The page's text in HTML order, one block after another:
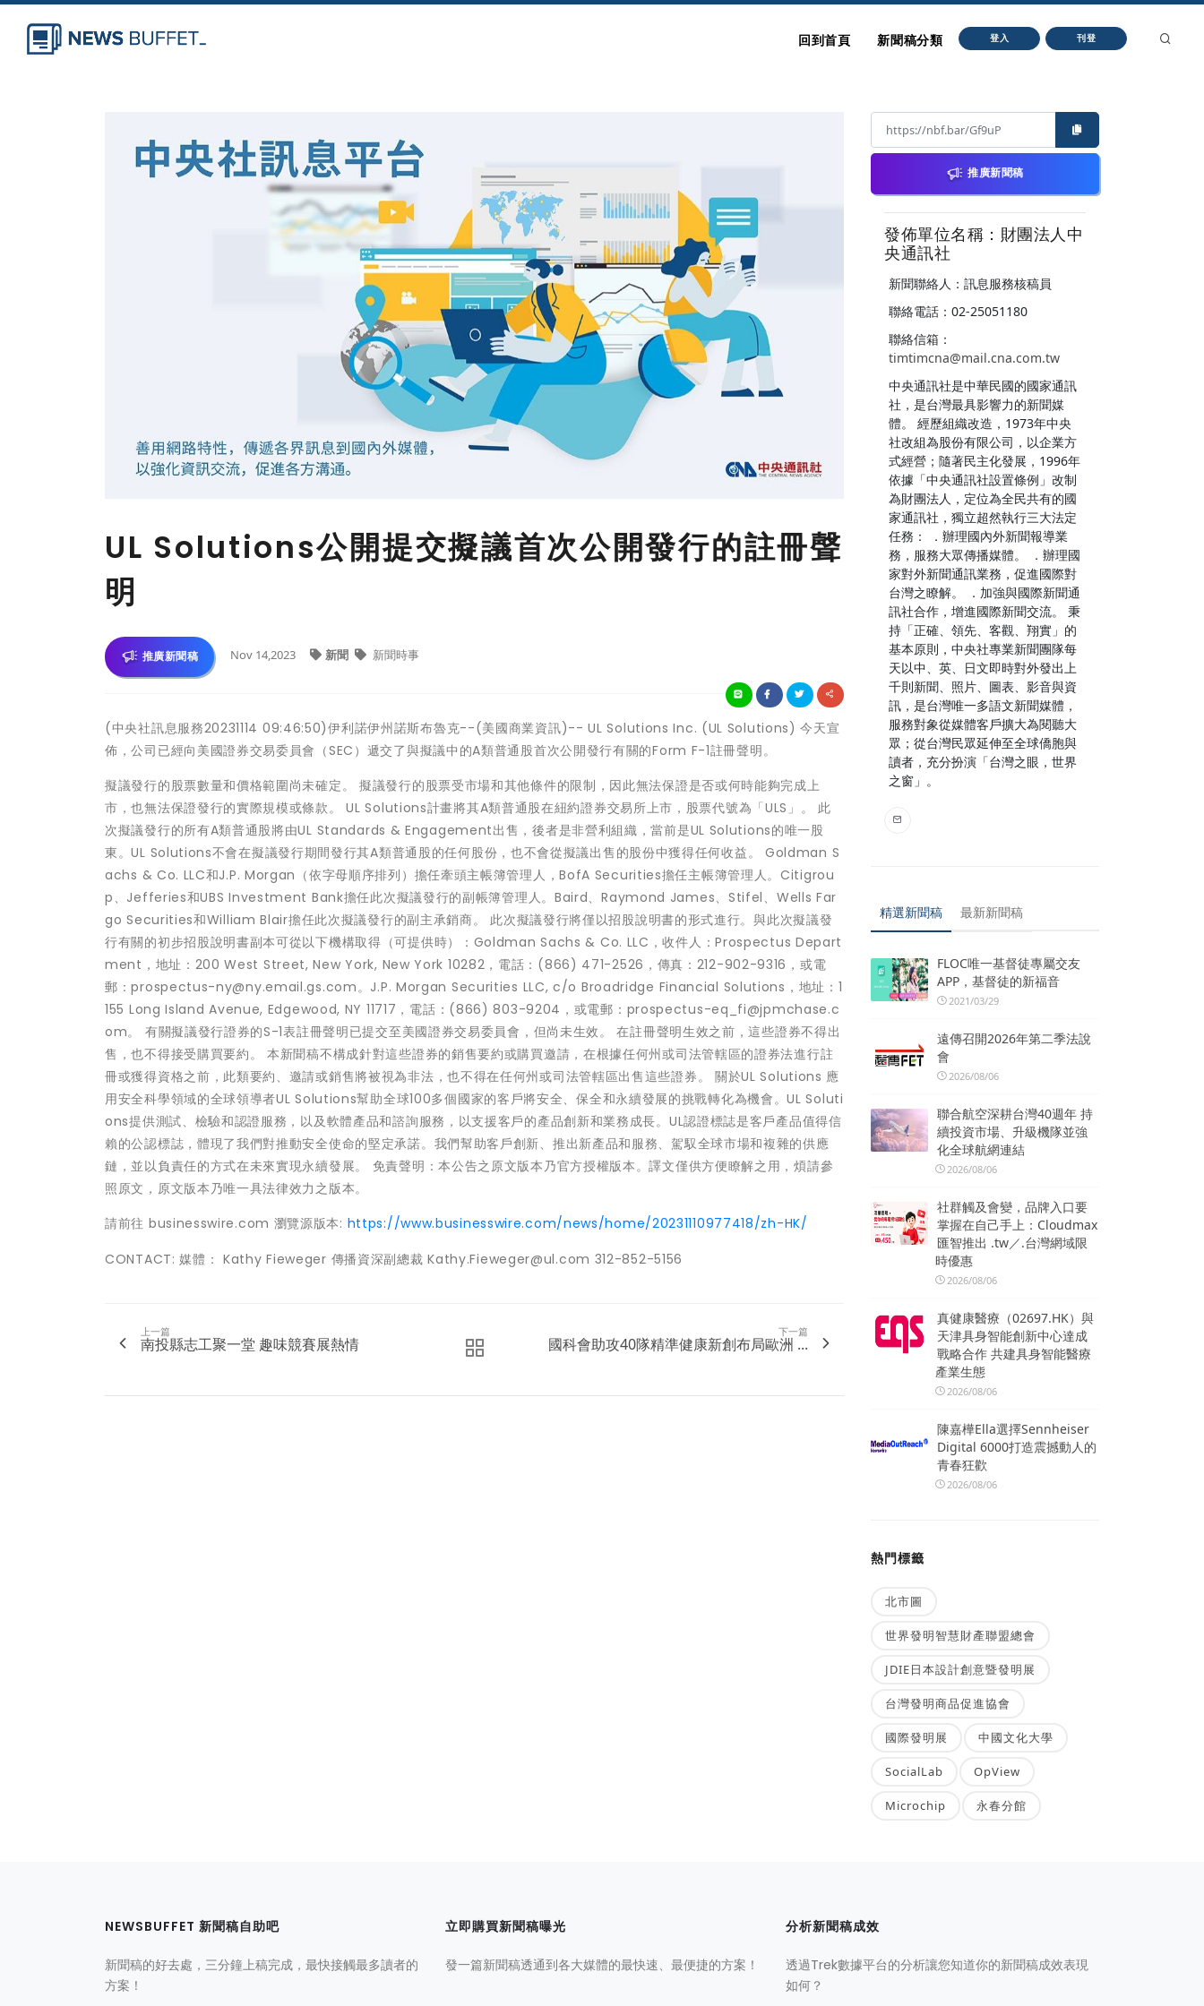
回到首頁 新聞稿分類 登入 刊登
UL Solutions公開提交擬議首次公開發行的註冊聲
明
推廣新聞稿 Nov 14,2023 新聞 新聞時事
(中央社訊息服務20231114 09:46:50)伊利諾伊州諾斯布魯克--(美國商業資訊)-- UL Solutions Inc. (UL Solutions) 今天宣
佈，公司已經向美國證券交易委員會（SEC）遞交了與擬議中的A類普通股首次公開發行有關的Form F-1註冊聲明。
擬議發行的股票數量和價格範圍尚未確定。 擬議發行的股票受市場和其他條件的限制，因此無法保證是否或何時能夠完成上
市，也無法保證發行的實際規模或條款。 UL Solutions計畫將其A類普通股在紐約證券交易所上市，股票代號為「ULS」。 此
次擬議發行的所有A類普通股將由UL Standards & Engagement出售，後者是非營利組織，當前是UL Solutions的唯一股
東。UL Solutions不會在擬議發行期間發行其A類普通股的任何股份，也不會從擬議出售的股份中獲得任何收益。 Goldman S
achs & Co. LLC和J.P. Morgan（依字母順序排列）擔任牽頭主帳簿管理人，BofA Securities擔任主帳簿管理人。Citigrou
p、Jefferies和UBS Investment Bank擔任此次擬議發行的副帳簿管理人。Baird、Raymond James、Stifel、Wells Far
go Securities和William Blair擔任此次擬議發行的副主承銷商。 此次擬議發行將僅以招股說明書的形式進行。與此次擬議發
行有關的初步招股說明書副本可從以下機構取得（可提供時）：Goldman Sachs & Co. LLC，收件人：Prospectus Depart
ment，地址：200 West Street, New York, New York 10282，電話：(866) 471-2526，傳真：212-902-9316，或電
郵：prospectus-ny@ny.email.gs.com。J.P. Morgan Securities LLC, c/o Broadridge Financial Solutions，地址：1
155 Long Island Avenue, Edgewood, NY 11717，電話：(866) 803-9204，或電郵：prospectus-eq_fi@jpmchase.c
om。 有關擬議發行證券的S-1表註冊聲明已提交至美國證券交易委員會，但尚未生效。 在註冊聲明生效之前，這些證券不得出
售，也不得接受購買要約。 本新聞稿不構成針對這些證券的銷售要約或購買邀請，在根據任何州或司法管轄區的證券法進行註
冊或獲得資格之前，此類要約、邀請或銷售將被視為非法，也不得在任何州或司法管轄區出售這些證券。 關於UL Solutions 應
用安全科學領域的全球領導者UL Solutions幫助全球100多個國家的客戶將安全、保全和永續發展的挑戰轉化為機會。UL Soluti
ons提供測試、檢驗和認證服務，以及軟體產品和諮詢服務，以支援客戶的產品創新和業務成長。UL認證標誌是客戶產品值得信
賴的公認標誌，體現了我們對推動安全使命的堅定承諾。我們幫助客戶創新、推出新產品和服務、駕馭全球市場和複雜的供應
鏈，並以負責任的方式在未來實現永續發展。 免責聲明：本公告之原文版本乃官方授權版本。譯文僅供方便瞭解之用，煩請參
照原文，原文版本乃唯一具法律效力之版本。
請前往 businesswire.com 瀏覽源版本: https://www.businesswire.com/news/home/20231110977418/zh-HK/
CONTACT: 媒體： Kathy Fieweger 傳播資深副總裁 Kathy.Fieweger@ul.com 312-852-5156
上一篇
南投縣志工聚一堂 趣味競賽展熱情
下一篇
國科會助攻40隊精準健康新創布局歐洲 ...
推廣新聞稿
發佈單位名稱：財團法人中
央通訊社
新聞聯絡人：訊息服務核稿員
聯絡電話：02-25051180
聯絡信箱：
timtimcna@mail.cna.com.tw
中央通訊社是中華民國的國家通訊
社，是台灣最具影響力的新聞媒
體。 經歷組織改造，1973年中央
社改組為股份有限公司，以企業方
式經營；隨著民主化發展，1996年
依據「中央通訊社設置條例」改制
為財團法人，定位為全民共有的國
家通訊社，獨立超然執行三大法定
任務： ．辦理國內外新聞報導業
務，服務大眾傳播媒體。 ．辦理國
家對外新聞通訊業務，促進國際對
台灣之瞭解。 ．加強與國際新聞通
訊社合作，增進國際新聞交流。 秉
持「正確、領先、客觀、翔實」的
基本原則，中央社專業新聞團隊每
天以中、英、日文即時對外發出上
千則新聞、照片、圖表、影音與資
訊，是台灣唯一多語文新聞媒體，
服務對象從媒體客戶擴大為閱聽大
眾；從台灣民眾延伸至全球僑胞與
讀者，充分扮演「台灣之眼，世界
之窗」。
精選新聞稿 最新新聞稿
FLOC唯一基督徒專屬交友
APP，基督徒的新福音
2021/03/29
遠傳召開2026年第二季法說
會
2026/08/06
聯合航空深耕台灣40週年 持
續投資市場、升級機隊並強
化全球航網連結
2026/08/06
社群觸及會變，品牌入口要
掌握在自己手上：Cloudmax
匯智推出 .tw／.台灣網域限
時優惠
2026/08/06
真健康醫療（02697.HK）與
天津具身智能創新中心達成
戰略合作 共建具身智能醫療
產業生態
2026/08/06
陳嘉樺Ella選擇Sennheiser
Digital 6000打造震撼動人的
青春狂歡
2026/08/06
熱門標籤
北市圖
世界發明智慧財產聯盟總會
JDIE日本設計創意暨發明展
台灣發明商品促進協會
國際發明展 中國文化大學
SocialLab OpView
Microchip 永春分館
NEWSBUFFET 新聞稿自助吧
新聞稿的好去處，三分鐘上稿完成，最快接觸最多讀者的
方案！
立即購買新聞稿曝光
發一篇新聞稿透通到各大媒體的最快速、最便捷的方案！
分析新聞稿成效
透過Trek數據平台的分析讓您知道你的新聞稿成效表現
如何？